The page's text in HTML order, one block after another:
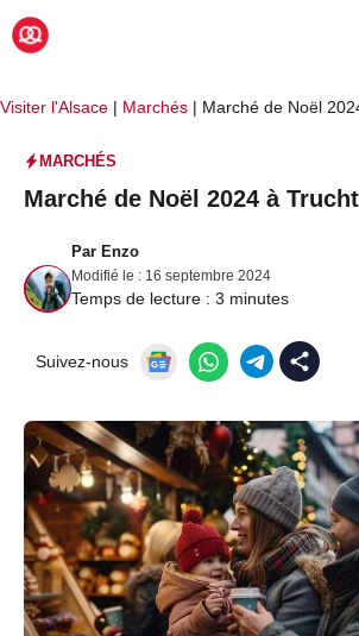
Aller
au
Visiter l'Alsace | Marchés | Marché de Noël
MARCHÉS
Marché de Noël 2024 à
Par Enzo
Modifié le : 16 septembre 2024
Temps de lecture : 3 minutes
Suivez-nous